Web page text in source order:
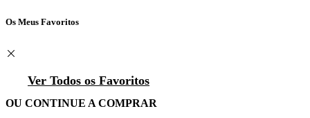
Os Meus Favoritos
Ver Todos os Favoritos
OU CONTINUE A COMPRAR